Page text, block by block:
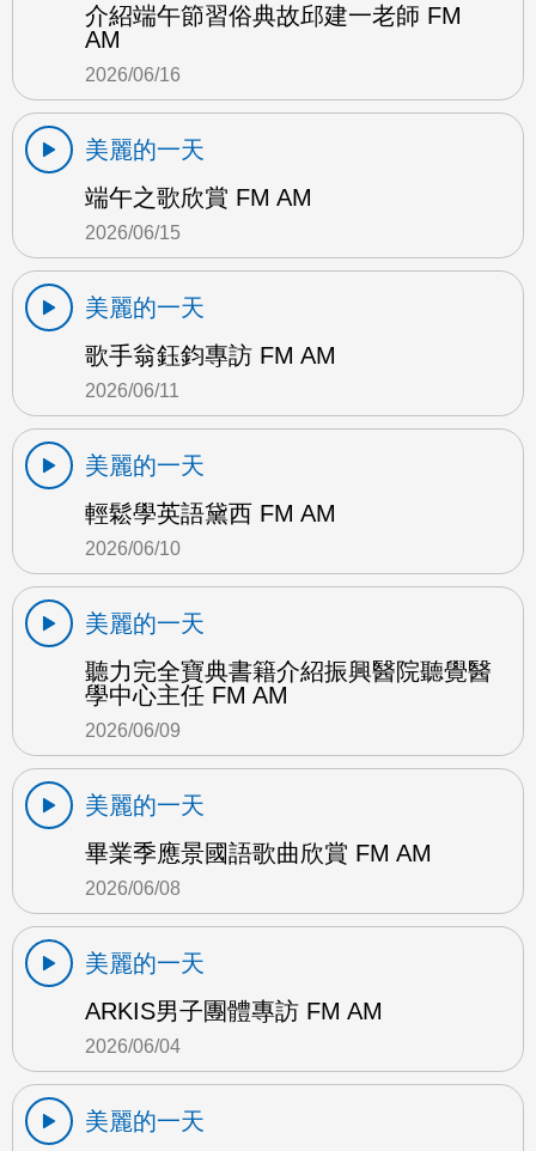
介紹端午節習俗典故邱建一老師 FM
AM
2026/06/16
美麗的一天
端午之歌欣賞 FM AM
2026/06/15
美麗的一天
歌手翁鈺鈞專訪 FM AM
2026/06/11
美麗的一天
輕鬆學英語黛西 FM AM
2026/06/10
美麗的一天
聽力完全寶典書籍介紹振興醫院聽覺醫
學中心主任 FM AM
2026/06/09
美麗的一天
畢業季應景國語歌曲欣賞 FM AM
2026/06/08
美麗的一天
ARKIS男子團體專訪 FM AM
2026/06/04
美麗的一天